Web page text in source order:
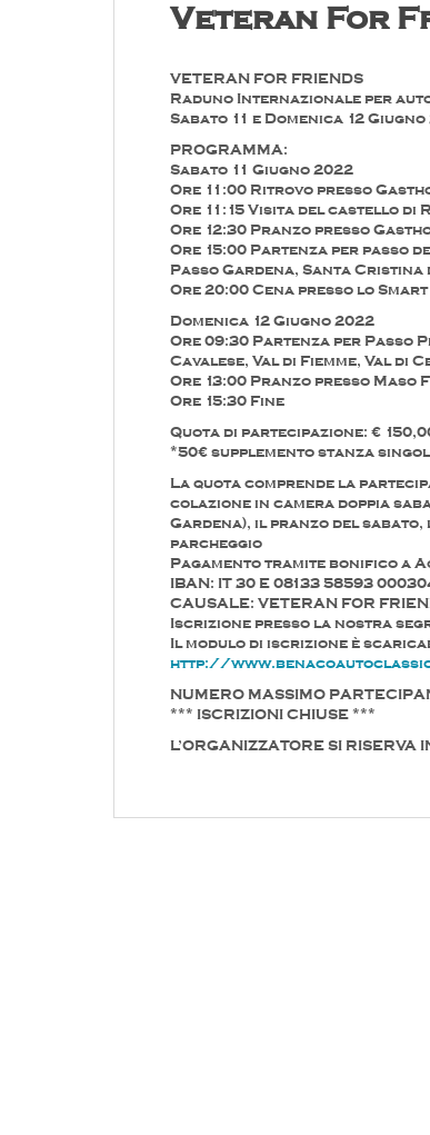
Veteran For
VETERAN FOR FRIENDS
Raduno Internazionale per auto
Sabato 11 e Domenica 12 Giugno
PROGRAMMA:
Sabato 11 Giugno 2022
Ore 11:00 Ritrovo presso
Ore 11:15 Visita del castello di
Ore 12:30 Pranzo presso
Ore 15:00 Partenza per passo
Passo Gardena, Santa
Ore 20:00 Cena presso lo
Domenica 12 Giugno 2022
Ore 09:30 Partenza per Passo
Cavalese, Val di Fiemme, Val di
Ore 13:00 Pranzo presso Maso
Ore 15:30 Fine
Quota di partecipazione: €
*50€ supplemento stanza
La quota comprende la
colazione in camera doppia
Gardena), il pranzo del
parcheggio
Pagamento tramite bonifico a
IBAN: IT 30 E 08133 58593
CAUSALE: VETERAN FOR
Iscrizione presso la nostra
Il modulo di iscrizione è
http://
NUMERO MASSIMO
*** ISCRIZIONI CHIUSE ***
L’ORGANIZZATORE SI